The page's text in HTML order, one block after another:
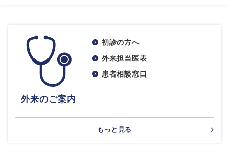
外来のご案内
初診の方へ
外来担当医表
患者相談窓口
もっと見る